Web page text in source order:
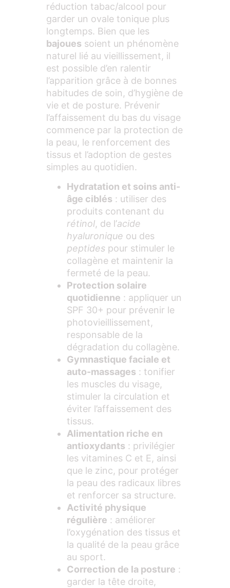
réduction tabac/alcool pour
garder un ovale tonique plus
longtemps. Bien que les
bajoues soient un phénomène
naturel lié au vieillissement, il
est possible d’en ralentir
l’apparition grâce à de bonnes
habitudes de soin, d’hygiène de
vie et de posture. Prévenir
l’affaissement du bas du visage
commence par la protection de
la peau, le renforcement des
tissus et l’adoption de gestes
simples au quotidien.
Hydratation et soins anti-
âge ciblés : utiliser des
produits contenant du
rétinol, de l’acide
hyaluronique ou des
peptides pour stimuler le
collagène et maintenir la
fermeté de la peau.
Protection solaire
quotidienne : appliquer un
SPF 30+ pour prévenir le
photovieillissement,
responsable de la
dégradation du collagène.
Gymnastique faciale et
auto-massages : tonifier
les muscles du visage,
stimuler la circulation et
éviter l’affaissement des
tissus.
Alimentation riche en
antioxydants : privilégier
les vitamines C et E, ainsi
que le zinc, pour protéger
la peau des radicaux libres
et renforcer sa structure.
Activité physique
régulière : améliorer
l’oxygénation des tissus et
la qualité de la peau grâce
au sport.
Correction de la posture :
garder la tête droite,